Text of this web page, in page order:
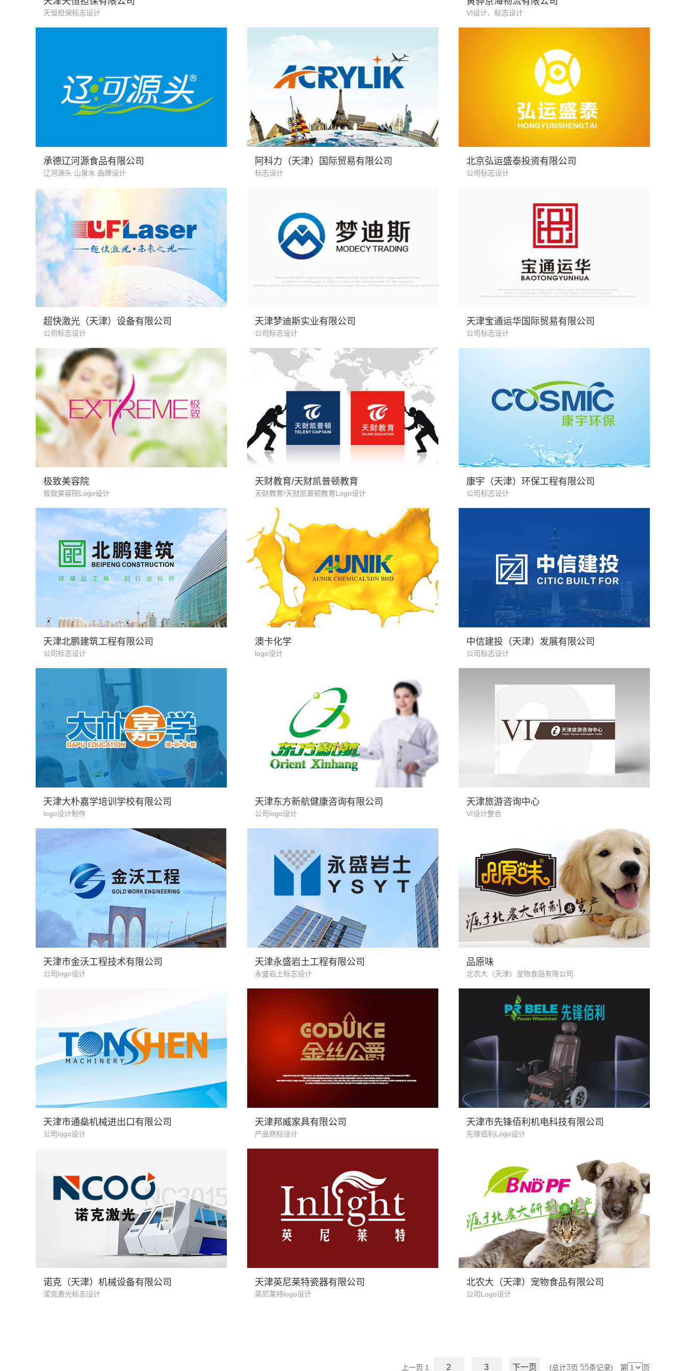
天恒担保标志设计 VI设计、标志设计
山泉水 服务业
承德辽河源食品有限公司
辽河源头 山泉水 品牌设计
国际贸易
阿科力（天津）国际贸易有限公司
标志设计
金融行业
北京弘运盛泰投资有限公司
公司标志设计
机械制造业
超快激光（天津）设备有限公司
公司标志设计
装饰建材 贸易服务业
天津梦迪斯实业有限公司
公司标志设计
国际贸易
天津宝通运华国际贸易有限公司
公司标志设计
美容医疗行业
极致美容院
极致美容院Logo设计
教育行业
天财教育/天财凯普顿教育
天财教育/天财凯普顿教育Logo设计
环保行业
康宇（天津）环保工程有限公司
公司标志设计
建筑行业
天津北鹏建筑工程有限公司
公司标志设计
化工行业
澳卡化学
logo设计
建筑行业
中信建投（天津）发展有限公司
公司标志设计
教育行业
天津大朴嘉学培训学校有限公司
logo设计制作
医疗行业
天津东方新航健康咨询有限公司
公司logo设计
旅游服务行业
天津旅游咨询中心
VI设计整合
建筑行业
天津市金沃工程技术有限公司
公司logo设计
建筑工程业
天津永盛岩土工程有限公司
永盛岩土标志设计
宠物食品
品原味
北农大（天津）宠物食品有限公司
机械贸易
天津市通燊机械进出口有限公司
公司logo设计
家具行业
天津邦威家具有限公司
产品商标设计
电动轮椅 制造业
天津市先锋佰利机电科技有限公司
先锋佰利Logo设计
机械设备 制造业
诺克（天津）机械设备有限公司
诺克激光标志设计
家居用品
天津英尼莱特瓷器有限公司
英尼莱特logo设计
宠物食品行业
北农大（天津）宠物食品有限公司
公司Logo设计
上一页 1 2 3 下一页 (总计3页 55条记录) 第 页